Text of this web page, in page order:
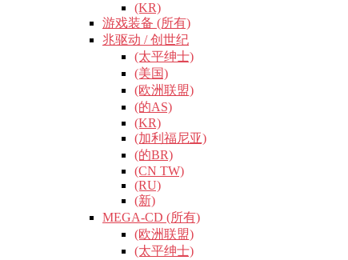
(KR)
游戏装备 (所有)
兆驱动 / 创世纪
(太平绅士)
(美国)
(欧洲联盟)
(的AS)
(KR)
(加利福尼亚)
(的BR)
(CN TW)
(RU)
(新)
MEGA-CD (所有)
(欧洲联盟)
(太平绅士)